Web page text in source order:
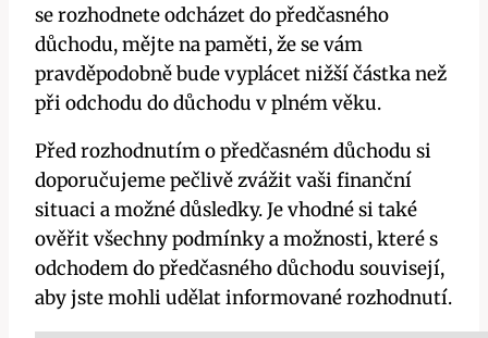
se rozhodnete odcházet do předčasného
důchodu, mějte na paměti, že se vám
pravděpodobně bude vyplácet nižší částka než
při odchodu do důchodu v plném věku.
Před rozhodnutím o předčasném důchodu si
doporučujeme pečlivě zvážit vaši finanční
situaci a možné důsledky. Je vhodné si také
ověřit všechny podmínky a možnosti, které s
odchodem do předčasného důchodu souvisejí,
aby jste mohli udělat informované rozhodnutí.